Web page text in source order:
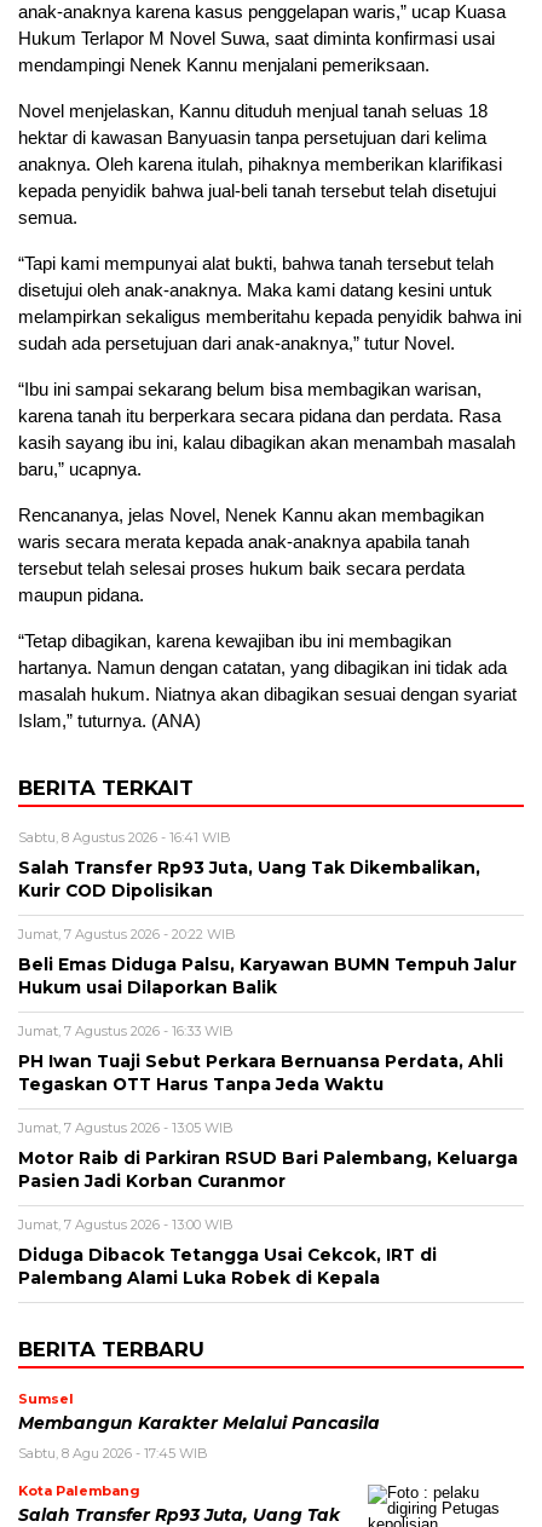
anak-anaknya karena kasus penggelapan waris,” ucap Kuasa
Hukum Terlapor M Novel Suwa, saat diminta konfirmasi usai
mendampingi Nenek Kannu menjalani pemeriksaan.
Novel menjelaskan, Kannu dituduh menjual tanah seluas 18
hektar di kawasan Banyuasin tanpa persetujuan dari kelima
anaknya. Oleh karena itulah, pihaknya memberikan klarifikasi
kepada penyidik bahwa jual-beli tanah tersebut telah disetujui
semua.
“Tapi kami mempunyai alat bukti, bahwa tanah tersebut telah
disetujui oleh anak-anaknya. Maka kami datang kesini untuk
melampirkan sekaligus memberitahu kepada penyidik bahwa ini
sudah ada persetujuan dari anak-anaknya,” tutur Novel.
“Ibu ini sampai sekarang belum bisa membagikan warisan,
karena tanah itu berperkara secara pidana dan perdata. Rasa
kasih sayang ibu ini, kalau dibagikan akan menambah masalah
baru,” ucapnya.
Rencananya, jelas Novel, Nenek Kannu akan membagikan
waris secara merata kepada anak-anaknya apabila tanah
tersebut telah selesai proses hukum baik secara perdata
maupun pidana.
“Tetap dibagikan, karena kewajiban ibu ini membagikan
hartanya. Namun dengan catatan, yang dibagikan ini tidak ada
masalah hukum. Niatnya akan dibagikan sesuai dengan syariat
Islam,” tuturnya. (ANA)
BERITA TERKAIT
Sabtu, 8 Agustus 2026 - 16:41 WIB
Salah Transfer Rp93 Juta, Uang Tak Dikembalikan,
Kurir COD Dipolisikan
Jumat, 7 Agustus 2026 - 20:22 WIB
Beli Emas Diduga Palsu, Karyawan BUMN Tempuh Jalur
Hukum usai Dilaporkan Balik
Jumat, 7 Agustus 2026 - 16:33 WIB
PH Iwan Tuaji Sebut Perkara Bernuansa Perdata, Ahli
Tegaskan OTT Harus Tanpa Jeda Waktu
Jumat, 7 Agustus 2026 - 13:05 WIB
Motor Raib di Parkiran RSUD Bari Palembang, Keluarga
Pasien Jadi Korban Curanmor
Jumat, 7 Agustus 2026 - 13:00 WIB
Diduga Dibacok Tetangga Usai Cekcok, IRT di
Palembang Alami Luka Robek di Kepala
BERITA TERBARU
Sumsel
Membangun Karakter Melalui Pancasila
Sabtu, 8 Agu 2026 - 17:45 WIB
Kota Palembang
Salah Transfer Rp93 Juta, Uang Tak